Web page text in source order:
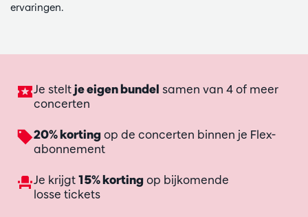
ervaringen.
Je steltje eigen bundel samen van 4 of meer
concerten
20% kortingop de concerten binnen je Flex-
abonnement
Je krijgt15% kortingop bijkomende
losse tickets